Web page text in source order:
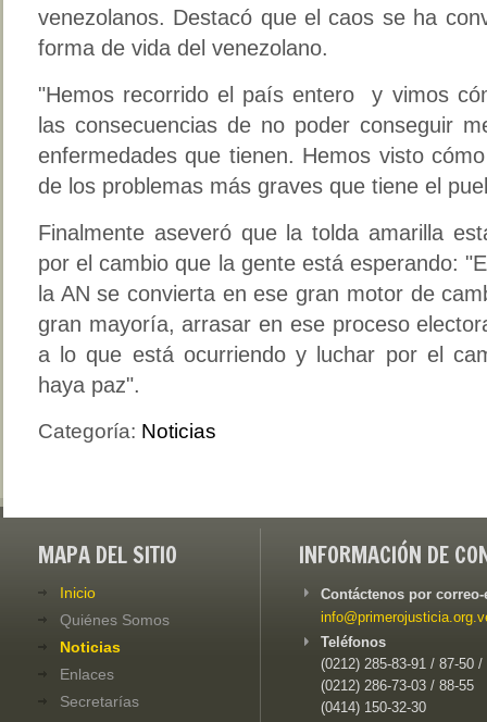
venezolanos. Destacó que el caos se ha
forma de vida del venezolano.
"Hemos recorrido el país entero y vimos
las consecuencias de no poder conseguir
enfermedades que tienen. Hemos visto
de los problemas más graves que tiene el
Finalmente aseveró que la tolda amarilla
por el cambio que la gente está esperando:
la AN se convierta en ese gran motor de
gran mayoría, arrasar en ese proceso
a lo que está ocurriendo y luchar por el
haya paz".
Categoría: Noticias
MAPA DEL SITIO
Inicio
Quiénes Somos
Noticias
Enlaces
Secretarías
INFORMACIÓN DE
Contáctenos por
Teléfonos
(0212) 285-83-91 / 87-50 /
(0212) 286-73-03 / 88-55
(0414) 150-32-30